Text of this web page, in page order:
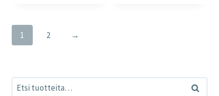
1 2 →
Etsi: Haku